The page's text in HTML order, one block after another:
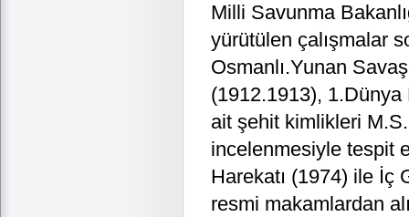
Milli Savunma
yürütülen çalışmalar
Osmanlı.Yunan
(1912.1913),
ait şehit kimlikleri
incelenmesiyle tespit
Harekatı (1974) ile İç
resmi makamlardan